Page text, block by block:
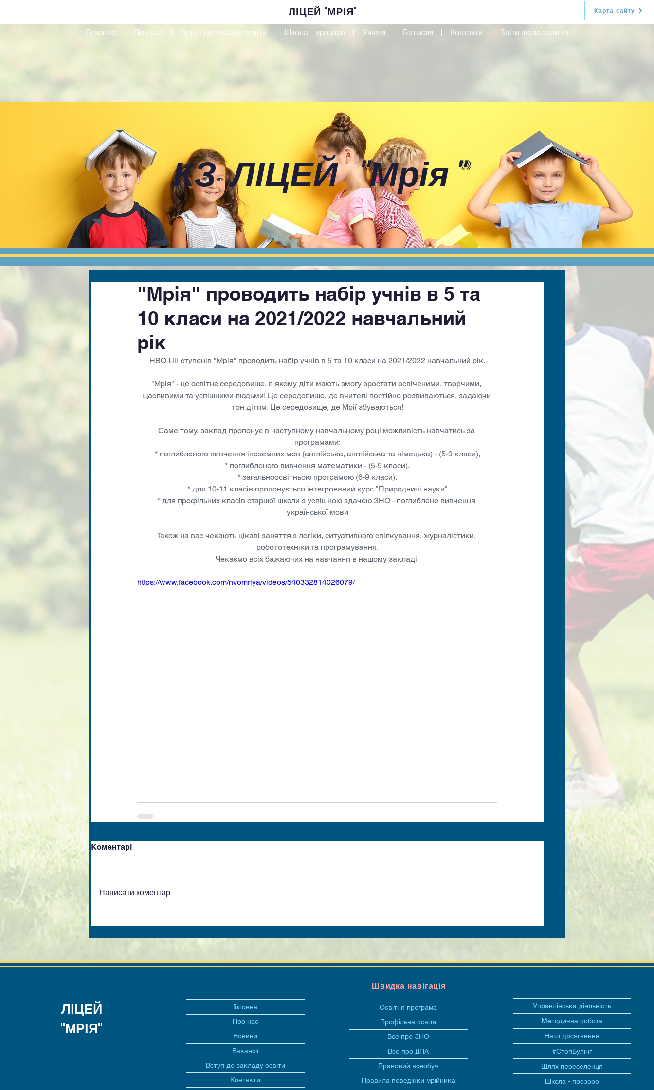
ЛІЦЕЙ "МРІЯ" Карта сайту
Головна Про нас Вступ до закладу освіти Школа - прозоро Учням Батькам Контакти Звіти щодо запитів
КЗ ЛІЦЕЙ"Мрія "
"Мрія" проводить набір учнів в 5 та
10 класи на 2021/2022 навчальний
рік
НВО І-ІІІ ступенів "Мрія" проводить набір учнів в 5 та 10 класи на 2021/2022 навчальний рік.
"Мрія" - це освітнє середовище, в якому діти мають змогу зростати освіченими, творчими,
щасливими та успішними людьми! Це середовище, де вчителі постійно розвиваються, задаючи
тон дітям. Це середовище, де Мрії збуваються!
Саме тому, заклад пропонує в наступному навчальному році можливість навчатись за
програмами:
* поглибленого вивчення іноземних мов (англійська, англійська та німецька) - (5-9 класи),
* поглибленого вивчення математики - (5-9 класи),
* загальноосвітньою програмою (6-9 класи).
* для 10-11 класів пропонується інтегрований курс "Природничі науки"
* для профільних класів старшої школи з успішною здачею ЗНО - поглиблене вивчення
української мови
Також на вас чекають цікаві заняття з логіки, ситуативного спілкування, журналістики,
робототехніки та програмування.
Чекаємо всіх бажаючих на навчання в нашому закладі!
https://www.facebook.com/nvomriya/videos/540332814026079/
Коментарі
Написати коментар...
ЛІЦЕЙ
"МРІЯ"
Головна
Про нас
Новини
Вакансії
Вступ до закладу освіти
Контакти
Швидка навігація
Освітня програма
Профільна освіта
Все про ЗНО
Все про ДПА
Правовий всеобуч
Правила поведінки мрійника
Управлінська діяльність
Методична робота
Наші досягнення
#СтопБулінг
Шлях переселенця
Школа - прозоро